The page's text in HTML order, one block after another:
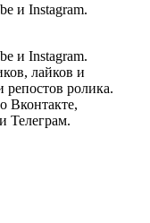
и Instagram.
и Instagram.
лайков и
репостов ролика.
Вконтакте,
Телеграм.